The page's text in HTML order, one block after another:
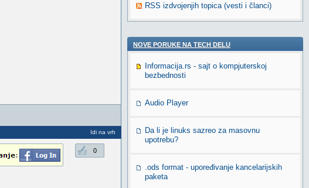
Idi na vrh
0
RSS izdvojenjih topica (vesti i članci)
NOVE PORUKE NA TECH DELU
Informacija.rs - sajt o kompjuterskoj
bezbednosti
Audio Player
Da li je linuks sazreo za masovnu
upotrebu?
.ods format - upoređivanje kancelarijskih
paketa